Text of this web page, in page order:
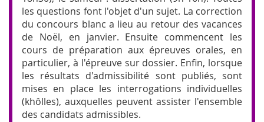
les questions font l'objet d'un sujet. La correction
du concours blanc a lieu au retour des vacances
de Noël, en janvier. Ensuite commencent les
cours de préparation aux épreuves orales, en
particulier, à l'épreuve sur dossier. Enfin, lorsque
les résultats d'admissibilité sont publiés, sont
mises en place les interrogations individuelles
(khôlles), auxquelles peuvent assister l'ensemble
des candidats admissibles.